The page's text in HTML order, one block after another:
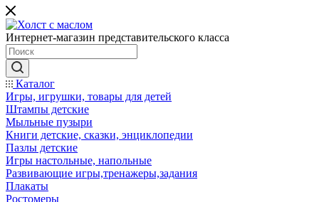
Интернет-магазин представительского класса
Каталог
Игры, игрушки, товары для детей
Штампы детские
Мыльные пузыри
Книги детские, сказки, энциклопедии
Пазлы детские
Игры настольные, напольные
Развивающие игры,тренажеры,задания
Плакаты
Ростомеры